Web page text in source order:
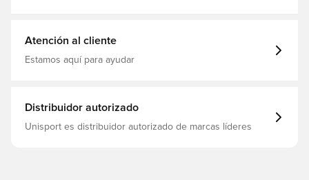
Atención al cliente
Estamos aquí para ayudar
Distribuidor autorizado
Unisport es distribuidor autorizado de marcas líderes